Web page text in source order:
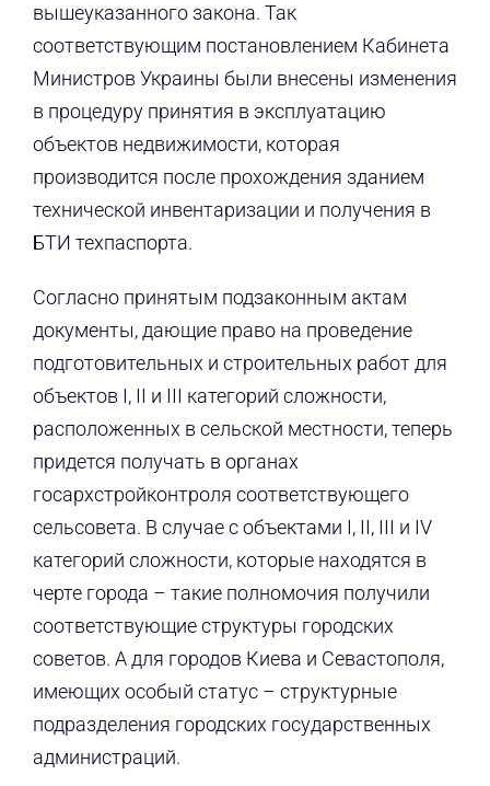
вышеуказанного закона. Так
соответствующим постановлением Кабинета
Министров Украины были внесены изменения
в процедуру принятия в эксплуатацию
объектов недвижимости, которая
производится после прохождения зданием
технической инвентаризации и получения в
БТИ техпаспорта.
Согласно принятым подзаконным актам
документы, дающие право на проведение
подготовительных и строительных работ для
объектов I, II и III категорий сложности,
расположенных в сельской местности, теперь
придется получать в органах
госархстройконтроля соответствующего
сельсовета. В случае с объектами I, II, III и IV
категорий сложности, которые находятся в
черте города – такие полномочия получили
соответствующие структуры городских
советов. А для городов Киева и Севастополя,
имеющих особый статус – структурные
подразделения городских государственных
администраций.